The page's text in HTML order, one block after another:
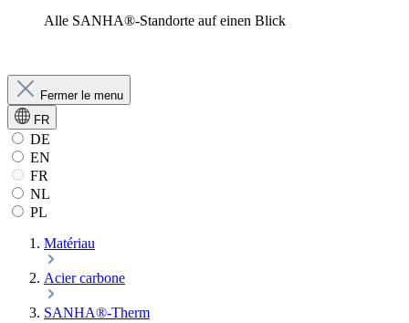
Alle SANHA®-Standorte auf einen Blick
Fermer le menu
FR
DE
EN
FR
NL
PL
Matériau
Acier carbone
SANHA®-Therm